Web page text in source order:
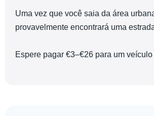
Uma vez que você saia da área
provavelmente encontrará uma
Espere pagar €3–€26 para um veículo